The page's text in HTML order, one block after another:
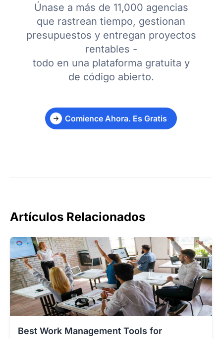
Únase a más de 11,000 agencias
que rastrean tiempo, gestionan
presupuestos y entregan proyectos
rentables -
todo en una plataforma gratuita y
de código abierto.
Comience Ahora. Es Gratis
Artículos Relacionados
Best Work Management Tools for